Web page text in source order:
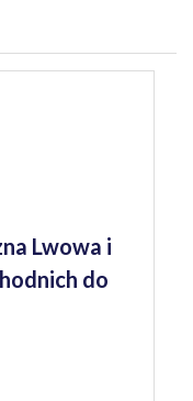
Lwowa i
do